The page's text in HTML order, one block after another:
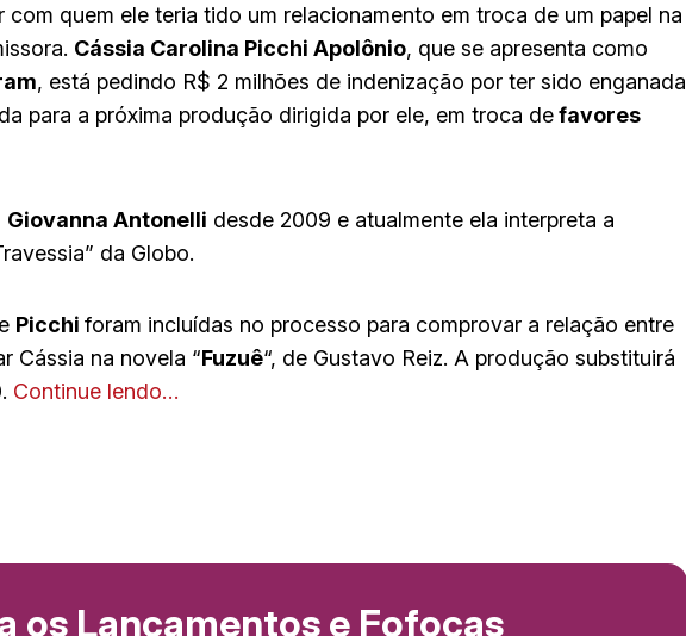
quem ele teria tido um relacionamento em troca de um papel na
Cássia Carolina Picchi Apolônio, que se apresenta como
, está pedindo R$ 2 milhões de indenização por ter sido enganada
para a próxima produção dirigida por ele, em troca defavores
Giovanna Antonelli desde 2009 e atualmente ela interpreta a
da Globo.
e Picchi foram incluídas no processo para comprovar a relação entre
Cássia na novela “Fuzuê“, de Gustavo Reiz. A produção substituirá
Continue lendo…
os Lançamentos e Fofocas